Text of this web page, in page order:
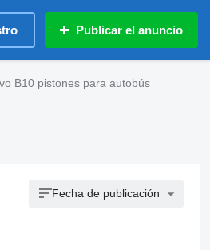
Publicar el anuncio
B10 pistones para autobús
Fecha de publicación